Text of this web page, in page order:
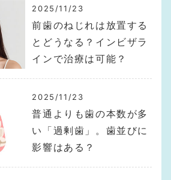
2025/11/23
前歯のねじれは放置する
とどうなる？インビザラ
インで治療は可能？
2025/11/23
普通よりも歯の本数が多
い「過剰歯」。歯並びに
影響はある？